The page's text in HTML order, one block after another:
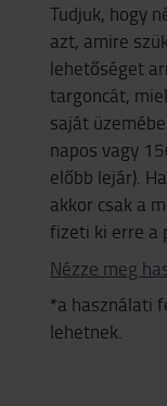
Tudjuk, hogy
azt, amire
lehetőséget
targoncát,
saját
napos vagy
előbb lejár).
akkor csak a
fizeti ki erre a
Nézze meg
*a használati
lehetnek.